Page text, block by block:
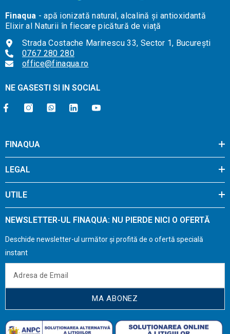
Finaqua - apă ionizată natural, alcalină și antioxidantă
Elixir al Naturii în fiecare picătură de viață
Strada Costache Marinescu 33, Sector 1, București
0767 280 280
office@finaqua.ro
NE GASESTI SI IN SOCIAL
FINAQUA
LEGAL
UTILE
NEWSLETTER-UL FINAQUA: NU PIERDE NICI O OFERTĂ
Deschide newsletter-ul următor și profită de o ofertă specială
instant
MA ABONEZ